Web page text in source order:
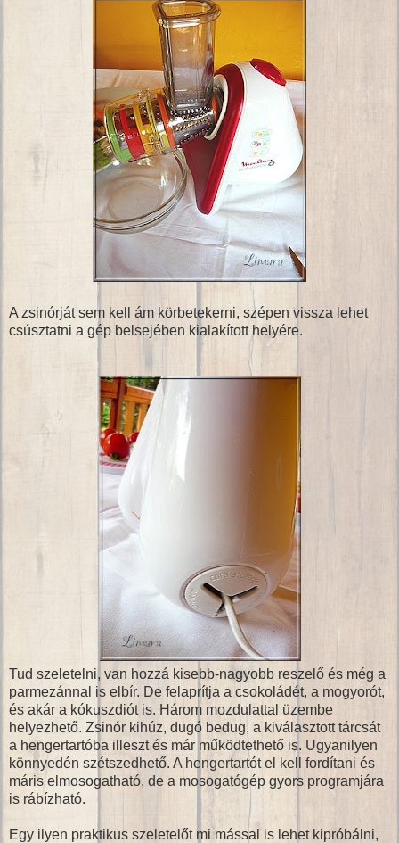
A zsinórját sem kell ám körbetekerni, szépen vissza lehet
csúsztatni a gép belsejében kialakított helyére.
Tud szeletelni, van hozzá kisebb-nagyobb reszelő és még a
parmezánnal is elbír. De felaprítja a csokoládét, a mogyorót,
és akár a kókuszdiót is. Három mozdulattal üzembe
helyezhető. Zsinór kihúz, dugó bedug, a kiválasztott tárcsát
a hengertartóba illeszt és már működtethető is. Ugyanilyen
könnyedén szétszedhető. A hengertartót el kell fordítani és
máris elmosogatható, de a mosogatógép gyors programjára
is rábízható.
Egy ilyen praktikus szeletelőt mi mással is lehet kipróbálni,